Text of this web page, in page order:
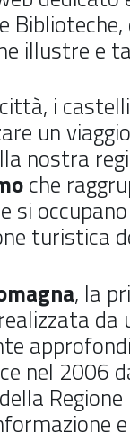
illustre e
i
un
nostra
che
si
turistica
, la
da
nel 2006